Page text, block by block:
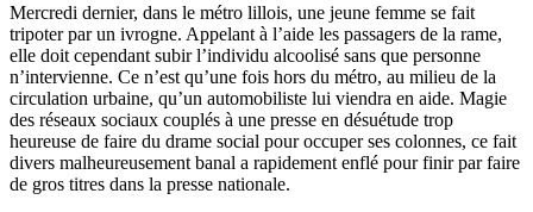
Mercredi dernier, dans le métro lillois, une jeune femme se fait
tripoter par un ivrogne. Appelant à l’aide les passagers de la rame,
elle doit cependant subir l’individu alcoolisé sans que personne
n’intervienne. Ce n’est qu’une fois hors du métro, au milieu de la
circulation urbaine, qu’un automobiliste lui viendra en aide. Magie
des réseaux sociaux couplés à une presse en désuétude trop
heureuse de faire du drame social pour occuper ses colonnes, ce fait
divers malheureusement banal a rapidement enflé pour finir par faire
de gros titres dans la presse nationale.